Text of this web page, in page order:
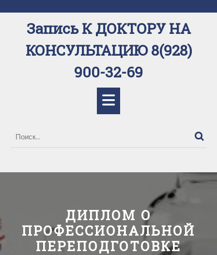
к
содержимомуЗапись К ДОКТОРУ НА
КОНСУЛЬТАЦИЮ 8(928)
900-32-69
ДИПЛОМ О
ПРОФЕССИОНАЛЬНОЙ
ПЕРЕПОДГОТОВКЕ